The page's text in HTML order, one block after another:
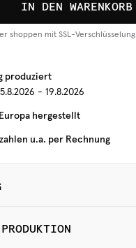
IN DEN WARENKORB
shoppen mit SSL-Verschlüsselung
produziert
- 19.8.2026
hergestellt
u.a. per Rechnung